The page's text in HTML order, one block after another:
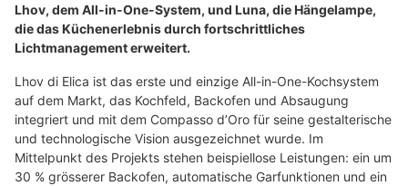
Lhov, dem All-in-One-System, und Luna, die Hängelampe,
die das Küchenerlebnis durch fortschrittliches
Lichtmanagement erweitert.
Lhov di Elica ist das erste und einzige All-in-One-Kochsystem
auf dem Markt, das Kochfeld, Backofen und Absaugung
integriert und mit dem Compasso d’Oro für seine gestalterische
und technologische Vision ausgezeichnet wurde. Im
Mittelpunkt des Projekts stehen beispiellose Leistungen: ein um
30 % grösserer Backofen, automatische Garfunktionen und ein